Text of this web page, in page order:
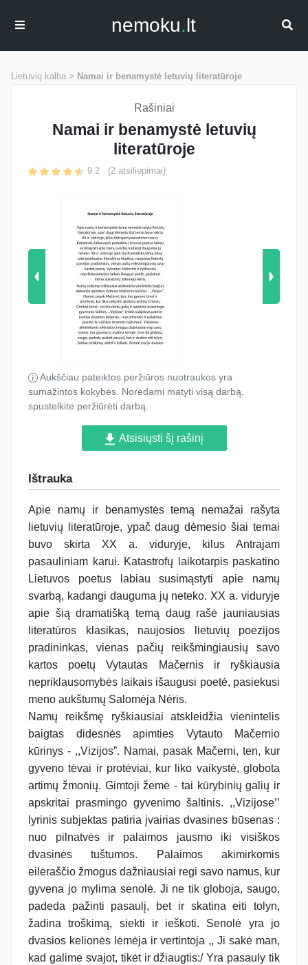
nemoku.lt
Lietuvių kalba > Namai ir benamystė letuvių literatūroje
Rašiniai
Namai ir benamystė letuvių
literatūroje
9.2 (2 atsiliepimai)
Aukščiau pateiktos peržiūros nuotraukos yra
sumažintos kokybės. Norėdami matyti visą darbą,
spustelkite peržiūrėti darbą.
Atsisiųsti šį rašinį
Ištrauka
Apie namų ir benamystės temą nemažai rašyta
lietuvių literatūroje, ypač daug dėmesio šiai temai
buvo skirta XX a. viduryje, kilus Antrajam
pasauliniam karui. Katastrofų laikotarpis paskatino
Lietuvos poetus labiau susimąstyti apie namų
svarbą, kadangi dauguma jų neteko. XX a. viduryje
apie šią dramatišką temą daug rašė jauniausias
literatūros klasikas, naujosios lietuvių poezijos
pradininkas, vienas pačių reikšmingiausių savo
kartos poetų Vytautas Mačernis ir ryškiausia
nepriklausomybės laikais išaugusi poetė, pasiekusi
meno aukštumų Salomėja Nėris.
Namų reikšmę ryškiausiai atskleidžia vienintelis
baigtas didesnės apimties Vytauto Mačernio
kūrinys - ,,Vizijos”. Namai, pasak Mačerni, ten, kur
gyveno tėvai ir protėviai, kur liko vaikystė, globota
artimų žmonių. Gimtoji žemė - tai kūrybinių galių ir
apskritai prasmingo gyvenimo šaltinis. ,,Vizijose’’
lyrinis subjektas patiria įvairias dvasines būsenas :
nuo pilnatvės ir palaimos jausmo iki visiškos
dvasinės tuštumos. Palaimos akimirkomis
eilėraščio žmogus dažniausiai regi savo namus, kur
gyvena jo mylima senolė. Ji ne tik globoja, saugo,
padeda pažinti pasaulį, bet ir skatina eiti tolyn,
žadina troškimą, siekti ir ieškoti. Senolė yra jo
dvasios kelionės lėmėja ir vertintoja ,, Ji sakė man,
kad galime svajot, tikėt ir džiaugtis:/ Yra pasauly tik